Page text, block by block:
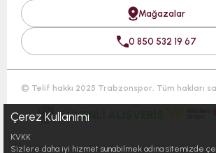
Mağazalar
0 850 532 19 67
© Telif hakkı 2025 Trabzonspor. Tüm hakları
Çerez Kullanımı
KVKK
Sizlere daha iyi hizmet sunabilmek adına sitemizde